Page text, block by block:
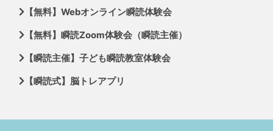
【無料】Webオンライン瞬読体験会
【無料】瞬読Zoom体験会（瞬読主催）
【瞬読主催】子ども瞬読教室体験会
【瞬読式】脳トレアプリ